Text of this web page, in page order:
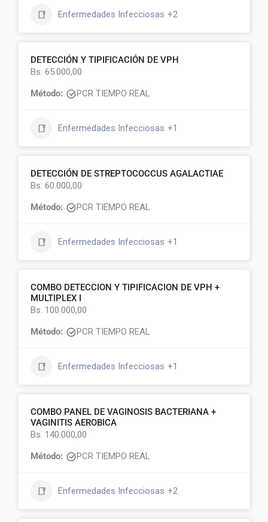
Enfermedades Infecciosas +2
DETECCIÓN Y TIPIFICACIÓN DE VPH
Bs. 65.000,00
Método:
PCR TIEMPO REAL
Enfermedades Infecciosas +1
DETECCIÓN DE STREPTOCOCCUS AGALACTIAE
Bs. 60.000,00
Método:
PCR TIEMPO REAL
Enfermedades Infecciosas +1
COMBO DETECCION Y TIPIFICACION DE VPH +
MULTIPLEX I
Bs. 100.000,00
Método:
PCR TIEMPO REAL
Enfermedades Infecciosas +1
COMBO PANEL DE VAGINOSIS BACTERIANA +
VAGINITIS AEROBICA
Bs. 140.000,00
Método:
PCR TIEMPO REAL
Enfermedades Infecciosas +2